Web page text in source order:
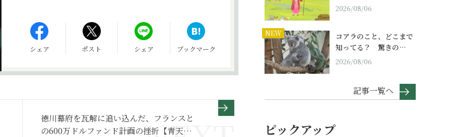
シェア ポスト シェア ブックマーク
徳川幕府を瓦解に追い込んだ、フランスと
の600万ドルファンド計画の挫折【青天を
2026/08/06
NEW
コアラのこと、どこまで
知ってる？ 驚きの…
2026/08/06
記事一覧へ
ピックアップ